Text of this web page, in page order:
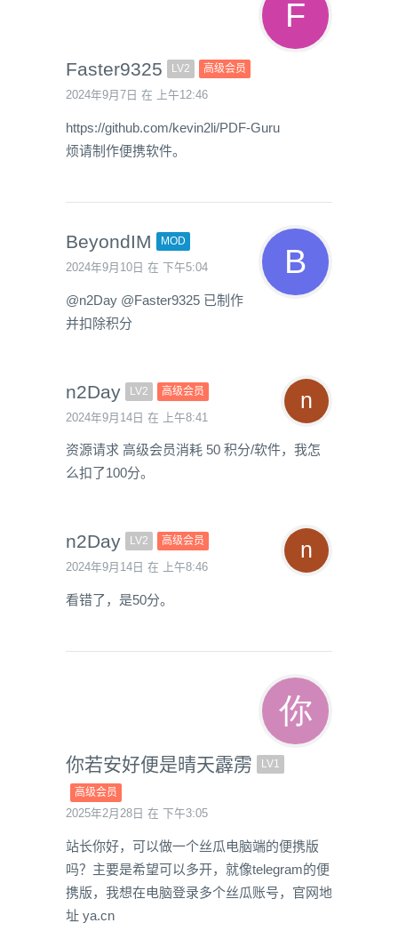
Faster9325 LV2 高级会员
2024年9月7日 在 上午12:46
https://github.com/kevin2li/PDF-Guru
烦请制作便携软件。
BeyondIM MOD
2024年9月10日 在 下午5:04
@n2Day @Faster9325 已制作
并扣除积分
n2Day LV2 高级会员
2024年9月14日 在 上午8:41
资源请求 高级会员消耗 50 积分/软件，我怎
么扣了100分。
n2Day LV2 高级会员
2024年9月14日 在 上午8:46
看错了，是50分。
你若安好便是晴天霹雳 LV1
高级会员
2025年2月28日 在 下午3:05
站长你好，可以做一个丝瓜电脑端的便携版
吗？主要是希望可以多开，就像telegram的便
携版，我想在电脑登录多个丝瓜账号，官网地
址 ya.cn